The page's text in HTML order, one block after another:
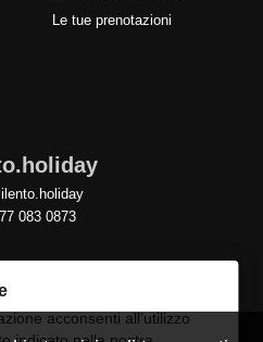
Le tue prenotazioni
083 0873
acconsenti all’utilizzo